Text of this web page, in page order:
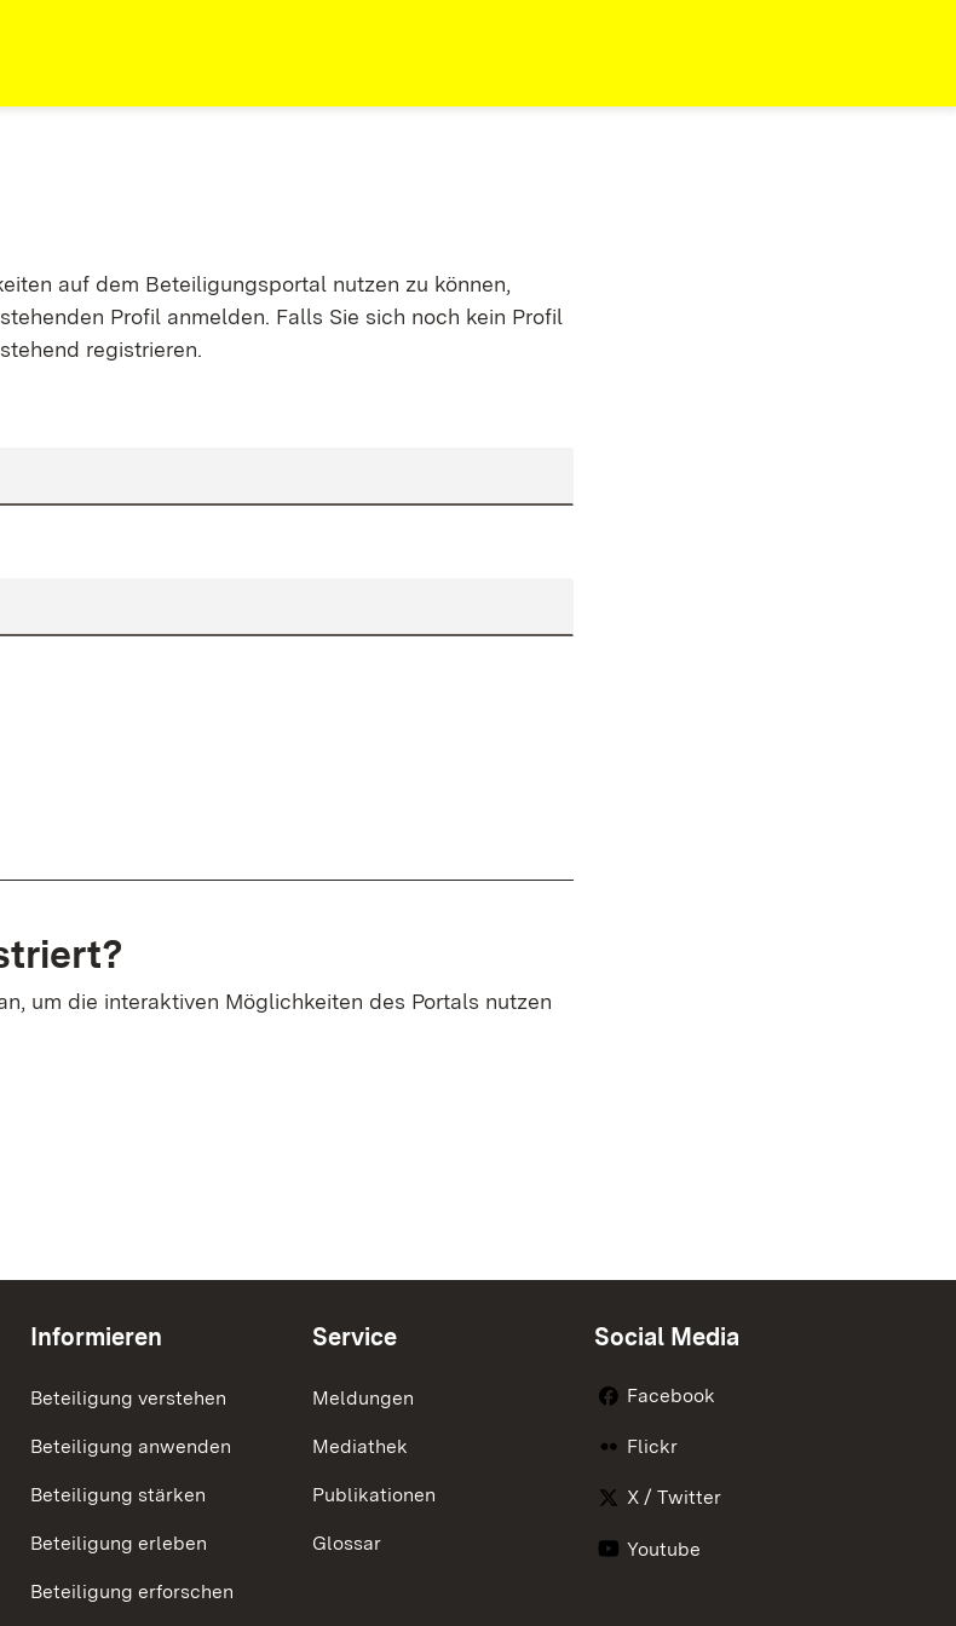
auf dem Beteiligungsportal nutzen zu können,
Profil anmelden. Falls Sie sich noch kein Profil
registrieren.
um die interaktiven Möglichkeiten des Portals nutzen
Informieren
Beteiligung verstehen
Beteiligung anwenden
Beteiligung stärken
Beteiligung erleben
Beteiligung erforschen
Service
Meldungen
Mediathek
Publikationen
Glossar
Social Media
Facebook
Flickr
X / Twitter
Youtube